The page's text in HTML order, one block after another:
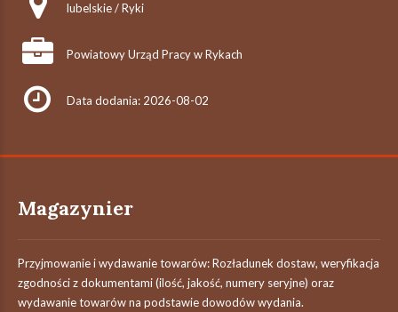
lubelskie / Ryki
Powiatowy Urząd Pracy w Rykach
Data dodania: 2026-08-02
Magazynier
Przyjmowanie i wydawanie towarów: Rozładunek dostaw, weryfikacja
zgodności z dokumentami (ilość, jakość, numery seryjne) oraz
wydawanie towarów na podstawie dowodów wydania.